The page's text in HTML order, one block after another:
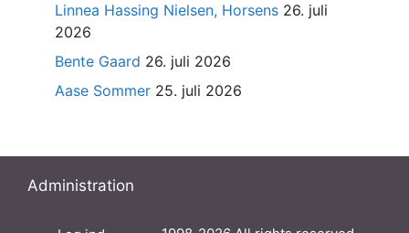
Linnea Hassing Nielsen, Horsens 26. juli
2026
Bente Gaard 26. juli 2026
Aase Sommer 25. juli 2026
Administration